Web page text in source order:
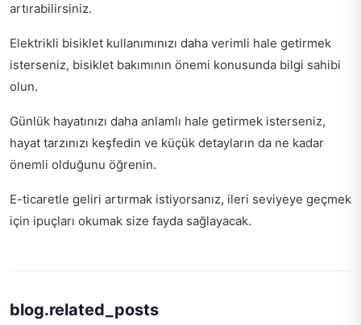
artırabilirsiniz.
Elektrikli bisiklet kullanımınızı daha verimli hale getirmek
isterseniz, bisiklet bakımının önemi konusunda bilgi sahibi
olun.
Günlük hayatınızı daha anlamlı hale getirmek isterseniz,
hayat tarzınızı keşfedin ve küçük detayların da ne kadar
önemli olduğunu öğrenin.
E-ticaretle geliri artırmak istiyorsanız, ileri seviyeye geçmek
için ipuçları okumak size fayda sağlayacak.
blog.related_posts